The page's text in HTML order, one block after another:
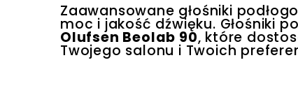
Zaawansowane głośniki
moc i jakość dźwięku. Głośniki
Olufsen Beolab 90, które
Twojego salonu i Twoich